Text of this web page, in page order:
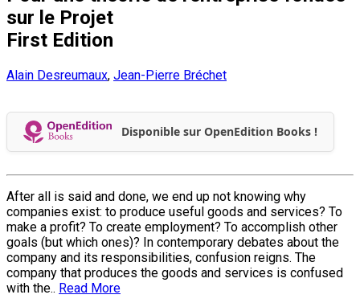
sur le Projet
First Edition
Alain Desreumaux, Jean-Pierre Bréchet
Disponible sur OpenEdition Books !
After all is said and done, we end up not knowing why
companies exist: to produce useful goods and services? To
make a profit? To create employment? To accomplish other
goals (but which ones)? In contemporary debates about the
company and its responsibilities, confusion reigns. The
company that produces the goods and services is confused
with the.. Read More